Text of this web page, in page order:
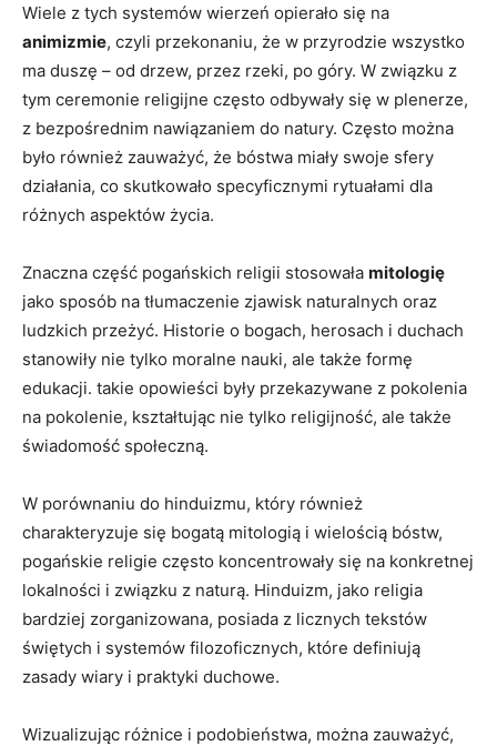
Wiele z tych systemów wierzeń opierało się na
animizmie, czyli przekonaniu, że w przyrodzie wszystko
ma duszę – od drzew, przez rzeki, po góry. W związku z
tym ceremonie religijne często odbywały się w plenerze,
z bezpośrednim nawiązaniem do natury. Często można
było również zauważyć, że bóstwa miały swoje sfery
działania, co skutkowało specyficznymi rytuałami dla
różnych aspektów życia.
Znaczna część pogańskich religii stosowała mitologię
jako sposób na tłumaczenie zjawisk naturalnych oraz
ludzkich przeżyć. Historie o bogach, herosach i duchach
stanowiły nie tylko moralne nauki, ale także formę
edukacji. takie opowieści były przekazywane z pokolenia
na pokolenie, kształtując nie tylko religijność, ale także
świadomość społeczną.
W porównaniu do hinduizmu, który również
charakteryzuje się bogatą mitologią i wielością bóstw,
pogańskie religie często koncentrowały się na konkretnej
lokalności i związku z naturą. Hinduizm, jako religia
bardziej zorganizowana, posiada z licznych tekstów
świętych i systemów filozoficznych, które definiują
zasady wiary i praktyki duchowe.
Wizualizując różnice i podobieństwa, można zauważyć,